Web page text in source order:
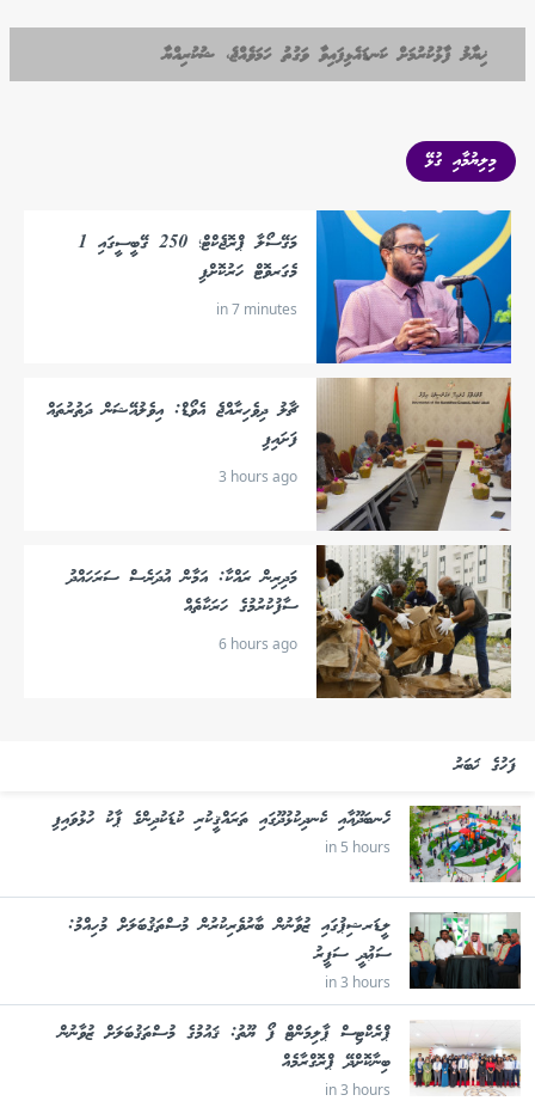
ޚިޔާލު ފާޅުކުރުމަށް ކަނޑައެޅިފައިވާ ވަގުތު ހަމަވެއްޖެ، ޝުކުރިއްޔާ
މިލިޔުމާއި ގުޅޭ
މަގޭސޯލާ ޕްރޮޖެކްޓް؛ 250 ގޭބީސީގައި 1
މެގަރވޮޓް ހަރުކޮށްފި
in 7 minutes
ޗާލު ދިވެހިރާއްޖެ އެވޯޑް: އިވެލުއޭޝަން ދަތުރުތައް
ފަށައިފި
3 hours ago
މަދިރިން ރައްކާ: އަމާން އުދަރެސް ސަރަހައްދު
ސާފުކުރުމުގެ ހަރަކާތެއް
6 hours ago
ފަހުގެ ޚަބަރު
ހެނބަދޫއާއި ކެނދިކުޅުދޫގައި ތަރައްޤީކުރި ކުޑަކުދިންގެ ޕާކު ހުޅުވައިފި
in 5 hours
ލީޑަރޝިޕުގައި ޒުވާނުން ބާރުވެރިކުރުން މުސްތަޤުބަލަށް މުހިއްމު:
ސަޢުދީ ސަފީރު
in 3 hours
ޕްރެކްޓިސް ޕާލިމަންޓް ފޯ ޔޫތު: ޤައުމުގެ މުސްތަޤުބަލަށް ޒުވާނުން
ބިނާކޮށްދޭ ޕްރޮގްރާމެއް
in 3 hours